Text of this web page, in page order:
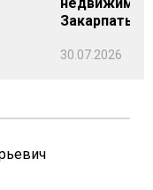
Закарпатье
30.07.2026